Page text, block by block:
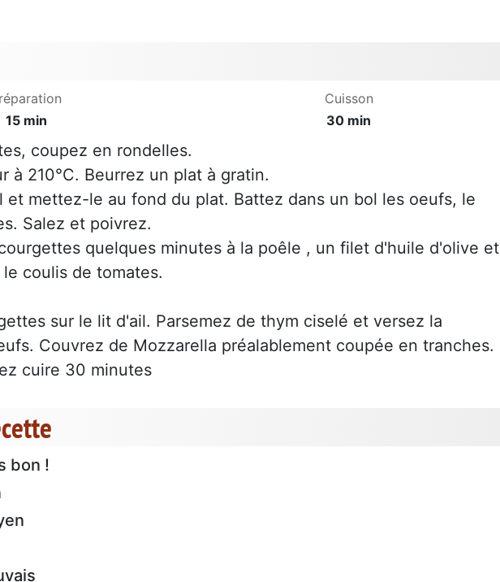
15 min
Cuisson
30 min
coupez en rondelles.
à 210°C. Beurrez un plat à gratin.
et mettez-le au fond du plat. Battez dans un bol les oeufs, le
Salez et poivrez.
quelques minutes à la poêle , un filet d'huile d'olive et
coulis de tomates.
sur le lit d'ail. Parsemez de thym ciselé et versez la
Couvrez de Mozzarella préalablement coupée en tranches.
cuire 30 minutes
bon !